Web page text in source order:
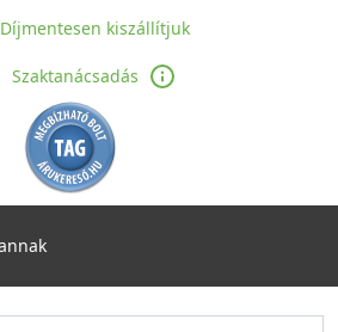
Díjmentesen kiszállítjuk
Szaktanácsadás